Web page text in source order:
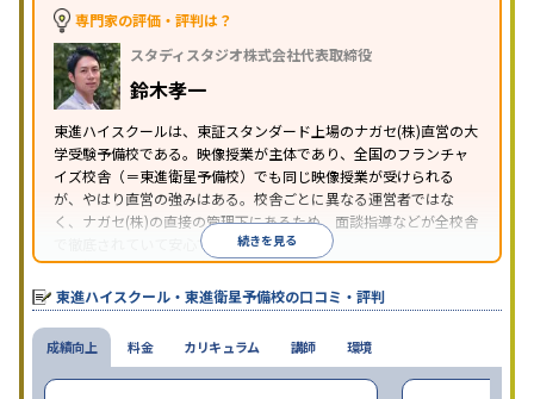
専門家の評価・評判は？
スタディスタジオ株式会社代表取締役
鈴木孝一
東進ハイスクールは、東証スタンダード上場のナガセ(株)直営の大
学受験予備校である。映像授業が主体であり、全国のフランチャ
イズ校舎（＝東進衛星予備校）でも同じ映像授業が受けられる
が、やはり直営の強みはある。校舎ごとに異なる運営者ではな
く、ナガセ(株)の直接の管理下にあるため、面談指導などが全校舎
で徹底されていて安心できる。
東進衛星予備校は、運営会社により指導方針や校舎のルールが異
なる。体験授業では、授業のみで判断するのではなく、担当者や
校舎雰囲気、校舎での合格実績などを確認すると良いだろう。
続きを見る
東進ハイスクール・東進衛星予備校の口コミ・評判
成績向上 料金 カリキュラム 講師 環境